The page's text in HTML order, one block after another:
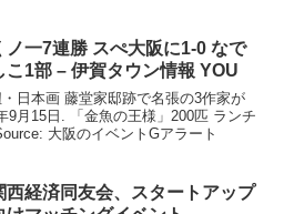
ノ一7連勝 スぺ大阪に1‐0 なで
こ1部 – 伊賀タウン情報 YOU
日本画 藤堂家邸跡で名張の3作家が
9月15日. 「金魚の王様」200匹 ランチ
大阪のイベントGアラート
西経済同友会、スタートアップ